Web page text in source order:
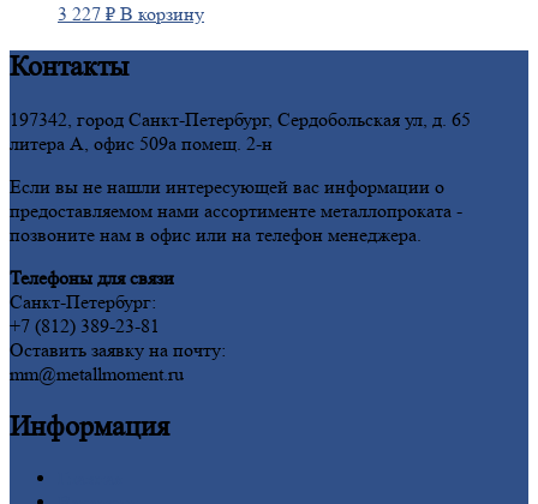
3 227 ₽ В корзину
Контакты
197342, город Санкт-Петербург, Сердобольская ул, д. 65
литера А, офис 509а помещ. 2-н
Если вы не нашли интересующей вас информации о
предоставляемом нами ассортименте металлопроката -
позвоните нам в офис или на телефон менеджера.
Телефоны для связи
Санкт-Петербург:
+7 (812) 389-23-81
Оставить заявку на почту:
mm@metallmoment.ru
Информация